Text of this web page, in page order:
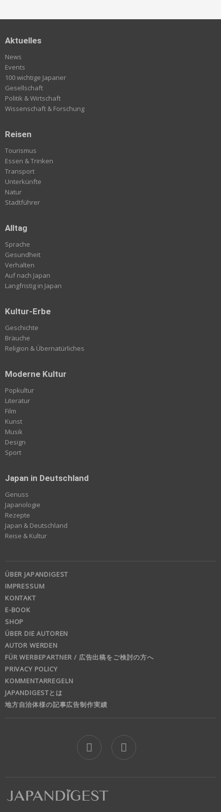
Aktuelles
News
Events
100 wichtige Japaner
Gesellschaft
Politik & Wirtschaft
Wissenschaft & Forschung
Reisen
Tourismus
Essen & Trinken
Transport
Unterkünfte
Natur
Stadtführer
Alltag
Sprache
Gesundheit
Verhalten
Auf nach Japan
Langfristig in Japan
Kultur-Erbe
Geschichte
Bräuche
Religion & Übernatürliches
Moderne Kultur
Popkultur
Literatur
Film
Kunst
Musik
Design
Sport
Japan in Deutschland
Genuss
Japanologie
Rezepte
Japan & Deutschland
Reise & Kultur
ÜBER JAPANDIGEST
IMPRESSUM
KONTAKT
E-BOOK
SHOP
ÜBER DIE AUTOREN
AUTOR WERDEN
FÜR WERBEPARTNER / 広告出稿をご検討の方へ
PRIVACY POLICY
KOMMENTARREGELN
JAPANDIGESTとは
地方自治体様の記事広告制作実績